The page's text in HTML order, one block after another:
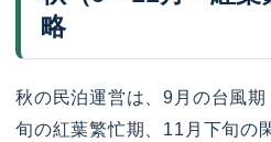
略
秋の民泊運営は、9月の台風
旬の紅葉繁忙期、11月下旬の